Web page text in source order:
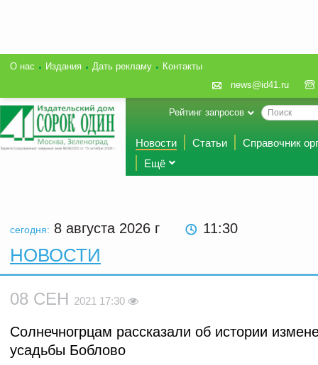
О нас Издания Дать рекламу
Контакты
news@id41.ru
Рейтинг запросов
Новости Статьи
Справочник
Ещё
сегодня: 8 августа 2026 г 11:30
НОВОСТИ
08 СЕН 2021 17:30
Солнечногрцам рассказали об истории
усадьбы Боблово